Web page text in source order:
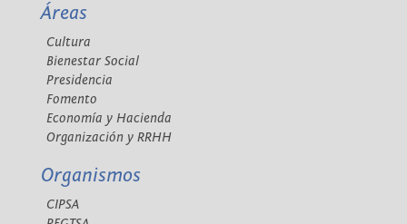
Áreas
Cultura
Bienestar Social
Presidencia
Fomento
Economía y Hacienda
Organización y RRHH
Organismos
CIPSA